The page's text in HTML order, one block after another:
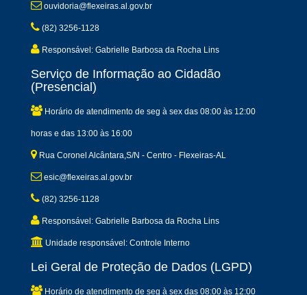
ouvidoria@flexeiras.al.gov.br
(82) 3256-1128
Responsável: Gabrielle Barbosa da Rocha Lins
Serviço de Informação ao Cidadão
(Presencial)
Horário de atendimento de seg à sex das 08:00 às 12:00
horas e das 13:00 às 16:00
Rua Coronel Alcântara,S/N - Centro - Flexeiras-AL
esic@flexeiras.al.gov.br
(82) 3256-1128
Responsável: Gabrielle Barbosa da Rocha Lins
Unidade responsável: Controle Interno
Lei Geral de Proteção de Dados (LGPD)
Horário de atendimento de seg à sex das 08:00 às 12:00